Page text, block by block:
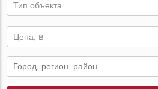
Тип объекта
Цена, ฿